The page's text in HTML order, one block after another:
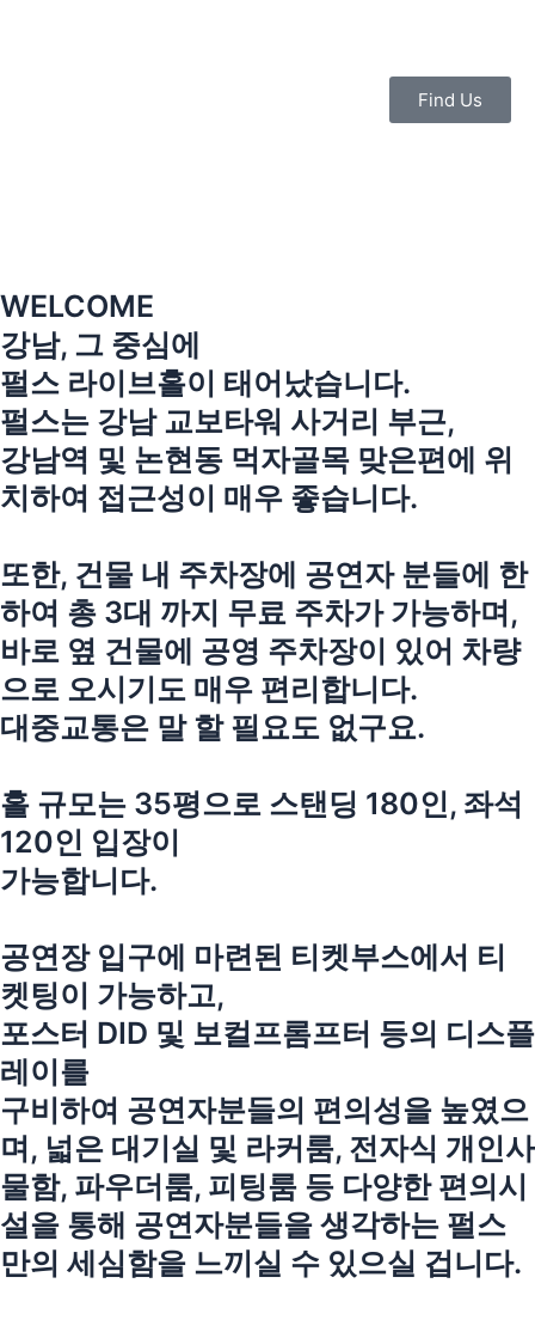
Find Us
WELCOME
강남, 그 중심에
펄스 라이브홀이 태어났습니다.
펄스는 강남 교보타워 사거리 부근,
강남역 및 논현동 먹자골목 맞은편에 위
치하여 접근성이 매우 좋습니다.
또한, 건물 내 주차장에 공연자 분들에 한
하여 총 3대 까지 무료 주차가 가능하며,
바로 옆 건물에 공영 주차장이 있어 차량
으로 오시기도 매우 편리합니다.
대중교통은 말 할 필요도 없구요.
홀 규모는 35평으로 스탠딩 180인, 좌석
120인 입장이
가능합니다.
공연장 입구에 마련된 티켓부스에서 티
켓팅이 가능하고,
포스터 DID 및 보컬프롬프터 등의 디스플
레이를
구비하여 공연자분들의 편의성을 높였으
며, 넓은 대기실 및 라커룸, 전자식 개인사
물함, 파우더룸, 피팅룸 등 다양한 편의시
설을 통해 공연자분들을 생각하는 펄스
만의 세심함을 느끼실 수 있으실 겁니다.